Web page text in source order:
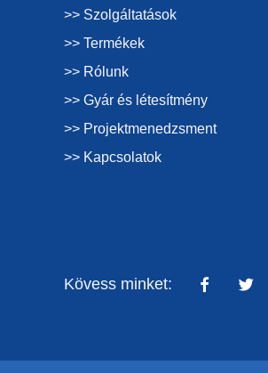
>> Szolgáltatások
>> Termékek
>> Rólunk
>> Gyár és létesítmény
>> Projektmenedzsment
>> Kapcsolatok
Kövess minket: